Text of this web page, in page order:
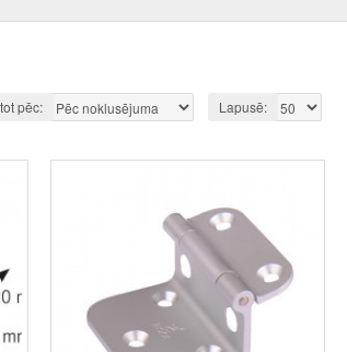
pēc: Lapusē: